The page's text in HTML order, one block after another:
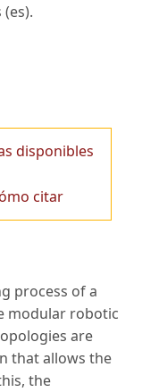
disponibles
citar
process of a
modular robotic
are
that allows the
the